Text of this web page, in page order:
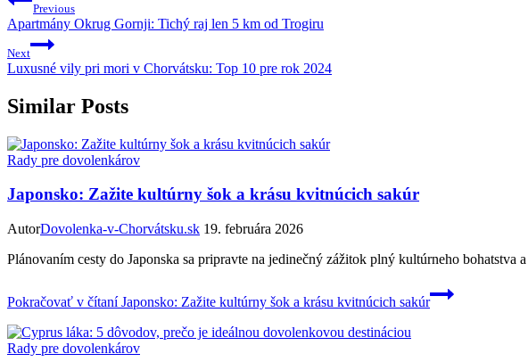
Previous
Apartmány Okrug Gornji: Tichý raj len 5 km od Trogiru
Next
Luxusné vily pri mori v Chorvátsku: Top 10 pre rok 2024
Similar Posts
Rady pre dovolenkárov
Japonsko: Zažite kultúrny šok a krásu kvitnúcich sakúr
AutorDovolenka-v-Chorvátsku.sk 19. februára 2026
Plánovaním cesty do Japonska sa pripravte na jedinečný zážitok plný kultúrneho
Pokračovať v čítaníJaponsko: Zažite kultúrny šok a krásu kvitnúcich sakúr
Rady pre dovolenkárov